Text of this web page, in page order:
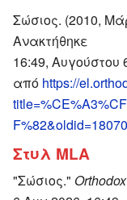
Σώσιος. (2010,
Ανακτήθηκε
16:49, Αυγούστου
από https://
F%82&oldid=18070
Στυλ MLA
"Σώσιος."